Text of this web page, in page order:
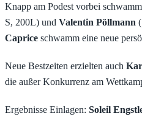
Knapp am Podest vorbei
S, 200L) und Valentin Pöllmann
Caprice schwamm eine neue
Neue Bestzeiten erzielten auch
die außer Konkurrenz am
Ergebnisse Einlagen: Soleil